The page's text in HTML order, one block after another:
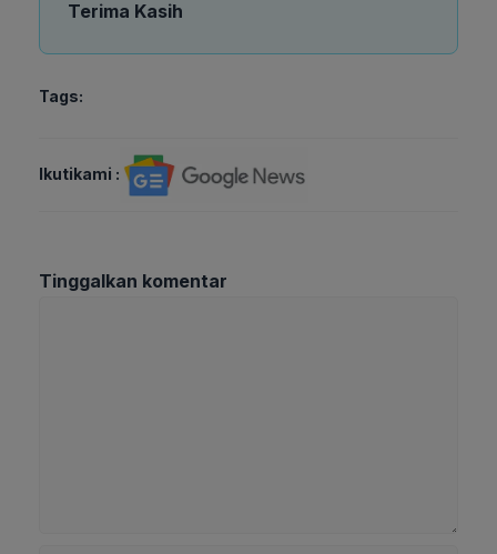
Terima Kasih
Tags:
Ikutikami :
Tinggalkan komentar